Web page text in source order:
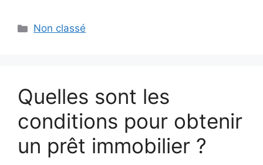
Catégories
Non classé
Quelles sont les
conditions pour obtenir
un prêt immobilier ?